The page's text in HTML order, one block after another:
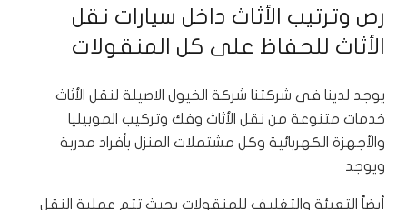
رص وترتيب الأثاث داخل سيارات نقل
الأثاث للحفاظ على كل المنقولات
يوجد لدينا فى شركتنا شركة الخيول الاصيلة لنقل الأثاث
خدمات متنوعة من نقل الأثاث وفك وتركيب الموبيليا
والأجهزة الكهربائية وكل مشتملات المنزل بأفراد مدربة
ويوجد
أيضاً التعبئة والتغليف للمنقولات بحيث تتم عملية النقل